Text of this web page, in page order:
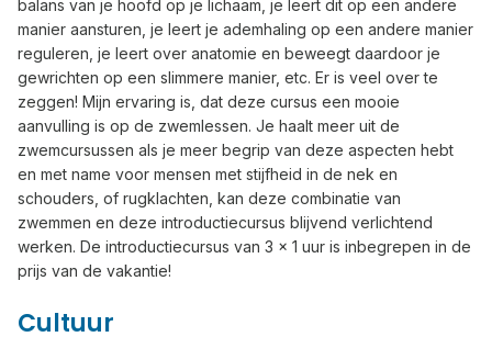
balans van je hoofd op je lichaam, je leert dit op een andere
manier aansturen, je leert je ademhaling op een andere manier
reguleren, je leert over anatomie en beweegt daardoor je
gewrichten op een slimmere manier, etc. Er is veel over te
zeggen! Mijn ervaring is, dat deze cursus een mooie
aanvulling is op de zwemlessen. Je haalt meer uit de
zwemcursussen als je meer begrip van deze aspecten hebt
en met name voor mensen met stijfheid in de nek en
schouders, of rugklachten, kan deze combinatie van
zwemmen en deze introductiecursus blijvend verlichtend
werken. De introductiecursus van 3 x 1 uur is inbegrepen in de
prijs van de vakantie!
Cultuur